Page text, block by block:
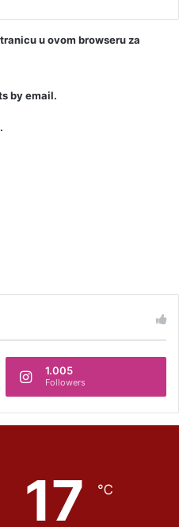
u ovom browseru za
by email.
1.005
Followers
17 ℃